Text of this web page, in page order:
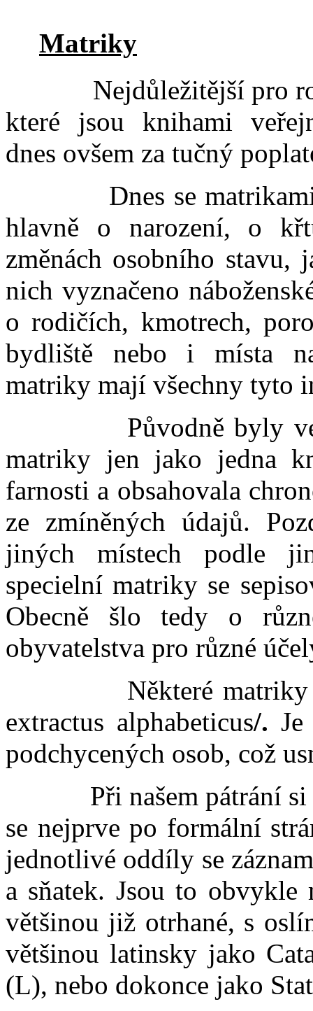
Matriky
Nejdůležitější pro
které jsou knihami
dnes ovšem za tučný
Dnes se matrikami
hlavně o narození, o
změnách osobního
nich vyznačeno
o rodičích, kmotrech,
bydliště nebo i místa
matriky mají všechny tyto
Původně byly
matriky jen jako jedna
farnosti a obsahovala
ze zmíněných údajů.
jiných místech podle
specielní matriky se
Obecně šlo tedy o
obyvatelstva pro různé
Některé matriky
extractus alphabeticus/.
podchycených osob, což
Při našem pátrání si
se nejprve po formální
jednotlivé oddíly se
a sňatek. Jsou to
většinou již otrhané, s
většinou latinsky jako
(L), nebo dokonce jako